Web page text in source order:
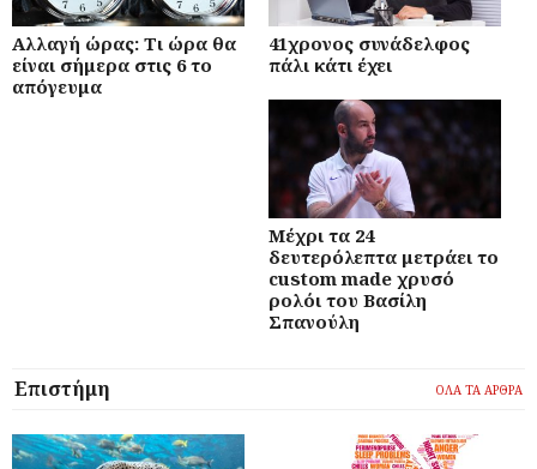
Αλλαγή ώρας: Τι ώρα θα
είναι σήμερα στις 6 το
απόγευμα
41χρονος συνάδελφος
πάλι κάτι έχει
Μέχρι τα 24
δευτερόλεπτα μετράει το
custom made χρυσό
ρολόι του Βασίλη
Σπανούλη
Επιστήμη ΟΛΑ ΤΑ ΑΡΘΡΑ